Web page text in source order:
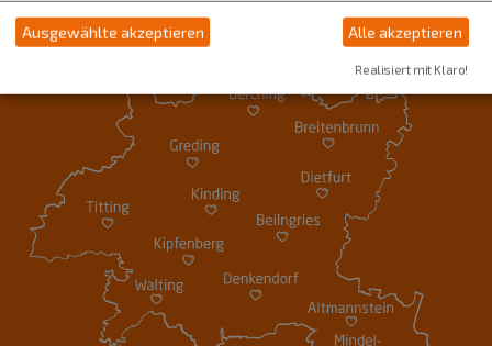
Ausgewählte akzeptieren Alle akzeptieren
Realisiert mit Klaro!